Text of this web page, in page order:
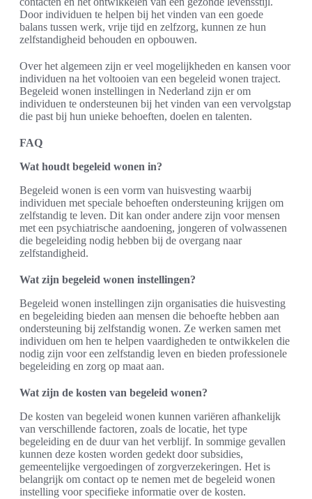
Door individuen te helpen bij het vinden van een goede
balans tussen werk, vrije tijd en zelfzorg, kunnen ze hun
zelfstandigheid behouden en opbouwen.
Over het algemeen zijn er veel mogelijkheden en kansen voor
individuen na het voltooien van een begeleid wonen traject.
Begeleid wonen instellingen in Nederland zijn er om
individuen te ondersteunen bij het vinden van een vervolgstap
die past bij hun unieke behoeften, doelen en talenten.
FAQ
Wat houdt begeleid wonen in?
Begeleid wonen is een vorm van huisvesting waarbij
individuen met speciale behoeften ondersteuning krijgen om
zelfstandig te leven. Dit kan onder andere zijn voor mensen
met een psychiatrische aandoening, jongeren of volwassenen
die begeleiding nodig hebben bij de overgang naar
zelfstandigheid.
Wat zijn begeleid wonen instellingen?
Begeleid wonen instellingen zijn organisaties die huisvesting
en begeleiding bieden aan mensen die behoefte hebben aan
ondersteuning bij zelfstandig wonen. Ze werken samen met
individuen om hen te helpen vaardigheden te ontwikkelen die
nodig zijn voor een zelfstandig leven en bieden professionele
begeleiding en zorg op maat aan.
Wat zijn de kosten van begeleid wonen?
De kosten van begeleid wonen kunnen variëren afhankelijk
van verschillende factoren, zoals de locatie, het type
begeleiding en de duur van het verblijf. In sommige gevallen
kunnen deze kosten worden gedekt door subsidies,
gemeentelijke vergoedingen of zorgverzekeringen. Het is
belangrijk om contact op te nemen met de begeleid wonen
instelling voor specifieke informatie over de kosten.